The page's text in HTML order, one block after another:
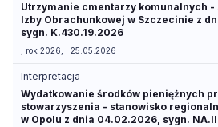
Utrzymanie cmentarzy komunalnych -
Izby Obrachunkowej w Szczecinie z
sygn. K.430.19.2026
, rok 2026, | 25.05.2026
Interpretacja
Wydatkowanie środków pieniężnych
stowarzyszenia - stanowisko
w Opolu z dnia 04.02.2026, sygn.